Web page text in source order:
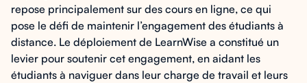
repose principalement sur des cours en ligne, ce qui
pose le défi de maintenir l’engagement des étudiants à
distance. Le déploiement de LearnWise a constitué un
levier pour soutenir cet engagement, en aidant les
étudiants à naviguer dans leur charge de travail et leurs